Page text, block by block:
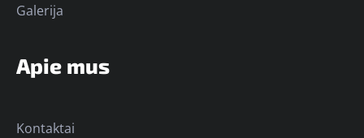
Galerija
Apie mus
Kontaktai